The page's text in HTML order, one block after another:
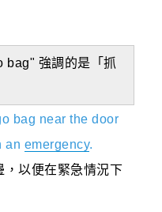
bag" 強調的是「抓
bag near the door
an emergency.
，以便在緊急情況下